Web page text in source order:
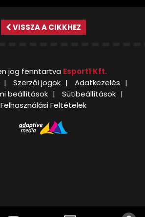
VISSZA A CIKKHEZ
jog fenntartva Esport1 Kft.
Szerzői jogok
Adatkezelés
beállítások
Sütibeállítások
Felhasználási Feltételek